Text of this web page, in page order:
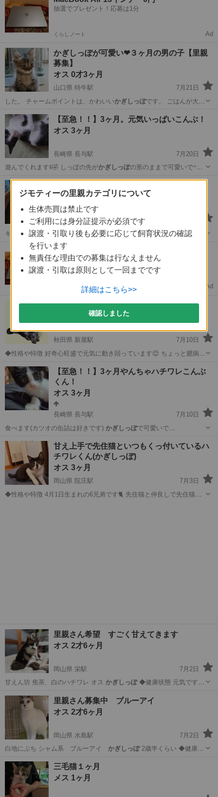
抽選でプレゼント！応募は1分
くらしノート Ad
かぎしっぽが可愛い❤３ヶ月の男の子【里親
募集】
オス 0才3ヶ月
山口県 特牛駅
7月21日
した。 チャームポイントは、かわいいかぎしっぽです。 ごはんが大好
山口 下関市 特牛駅 かぎしっぽ
【至急！！】3ヶ月。元気いっぱいこんぶ！
オス 3ヶ月
長崎県 長与駅
7月20日
遊んでくれますꉂ🤣𐤔‪ しっぽの先が
かぎしっぽの形のままで可愛いで
長崎 西彼杵郡 長与駅 猫 かぎしっぽ
オス 0才3ヶ月
広島県 大原駅
キジトラの男の子です。生後3ヶ月で、かぎしっぽです。 猫じゃらし
で遊ぶのが大好きで…
広島市 大原駅
MacBook Air 13インチ 0円
抽選でプレゼント！応募は1分
くらしノート Ad
かぎしっぽサバトラ ♂男のコ
オス 0才3ヶ月
秋田県 新屋駅
7月10日
◆性格や特徴 好奇心旺盛で元気に動き回っています😊 ちょっと臆病で
毛が柔らかくホワホワです。 ◆健康状態 ごはんをよく食べ、よく遊ん
で...
秋田 秋田市 新屋駅
【至急！！】3ヶ月やんちゃハチワレこんぶ
くん！
オス 3ヶ月
長崎県 長与駅
7月10日
食べます(カツオの缶詰は好きです) かぎしっぽで可愛いで
長崎 西彼杵郡 長与駅 猫
甘え上手で先住猫といつもくっ付いているハ
チワレくん(かぎしっぽ)
オス 3ヶ月
岡山県 院庄駅
7月3日
◆性格や特徴 4月1日生まれの6兄弟です🐈 先住猫と仲良しで先住猫、
里親さん希望 すごく甘えてきます
オス 2才6ヶ月
岡山県 栄駅
7月2日
甘えん坊 焦茶、白のハチワレ オス かぎしっぽ◆健康状態 元気です
岡山 倉敷市 栄駅 猫 家庭訪問
里親さん募集中 ブルーアイ
オス 2才6ヶ月
岡山県 水島駅
7月2日
白地にぶち シャム系 ブルーアイ かぎしっぽ2歳半くらい ◆健康状
岡山 倉敷市 水島駅 猫
三毛猫１ヶ月
メス 1ヶ月
ジモティーの里親カテゴリについて
生体売買は禁止です
ご利用には身分証提示が必須です
譲渡・引取り後も必要に応じて飼育状況の確認
を行います
無責任な理由での募集は行なえません
譲渡・引取は原則として一回までです
詳細はこちら>>
確認しました